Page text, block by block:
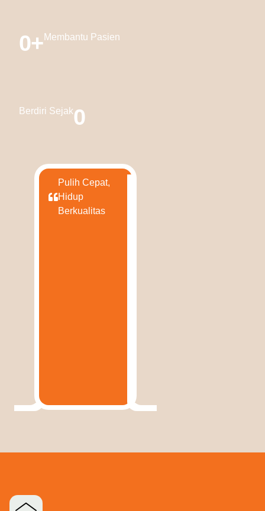
0+ Membantu Pasien
Berdiri Sejak0
Pulih Cepat,
Hidup
Berkualitas